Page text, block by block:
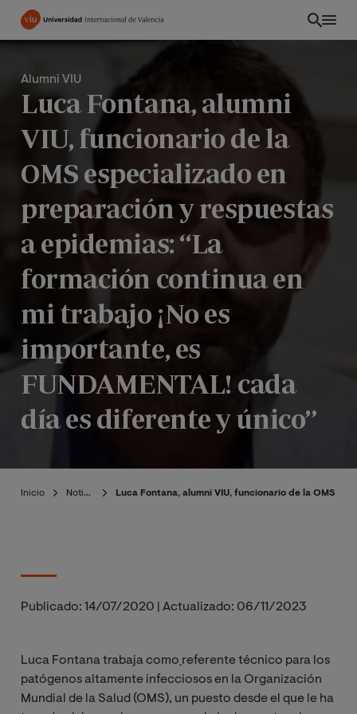
Pasar
Alumni VIU
Luca Fontana, alumni
VIU, funcionario de la
OMS especializado en
preparación y respuestas
a epidemias: “La
formación continua en
mi trabajo ¡No es
importante, es
FUNDAMENTAL! cada
día es diferente y único”
Inicio Noticias Luca Fontana, alumni VIU, funcionario de la OMS
Publicado: 14/07/2020 Actualizado: 06/11/2023
Luca Fontana trabaja como referente técnico para los
patógenos altamente infecciosos en la Organización
Mundial de la Salud (OMS), un puesto desde el que le ha